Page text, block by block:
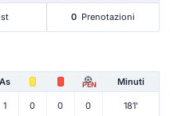
0 Prenotazioni
As PEN Minuti
1 0 0 0 181'